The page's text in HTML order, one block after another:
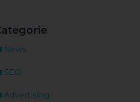
News
SEO
Advertising